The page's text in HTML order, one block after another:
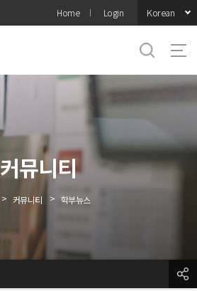
Home Login Korean
커뮤니티
> 커뮤니티 > 학부뉴스